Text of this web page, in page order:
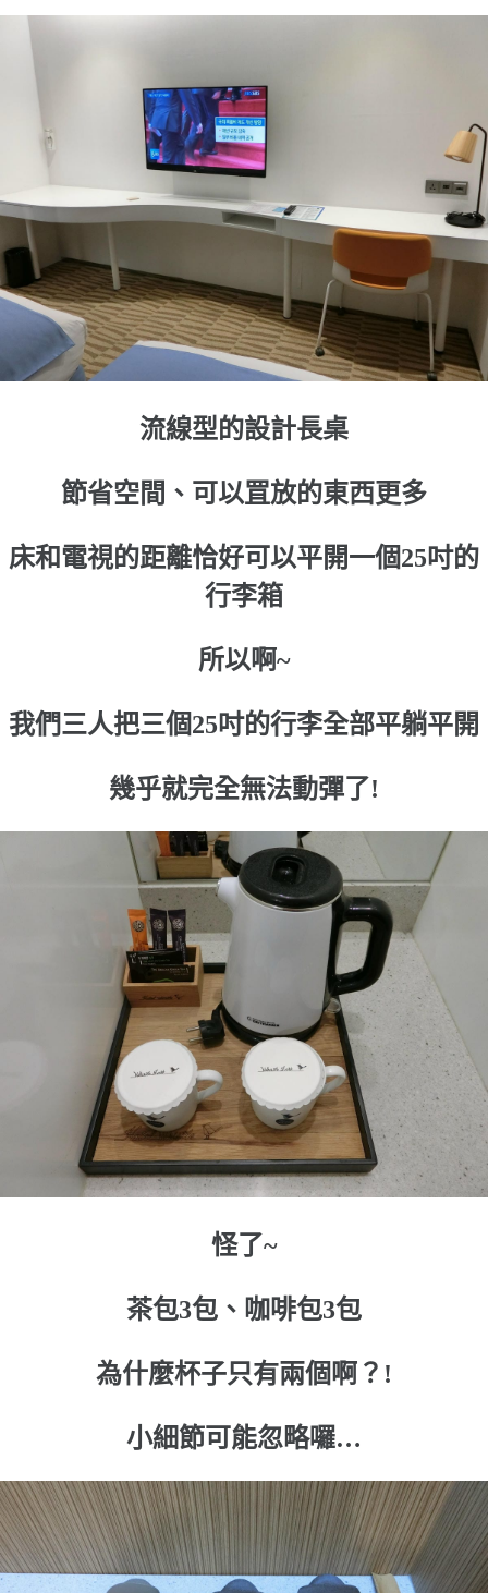
流線型的設計長桌
節省空間、可以罝放的東西更多
床和電視的距離恰好可以平開一個25吋的
行李箱
所以啊~
我們三人把三個25吋的行李全部平躺平開
幾乎就完全無法動彈了!
怪了~
茶包3包、咖啡包3包
為什麼杯子只有兩個啊？!
小細節可能忽略囉…